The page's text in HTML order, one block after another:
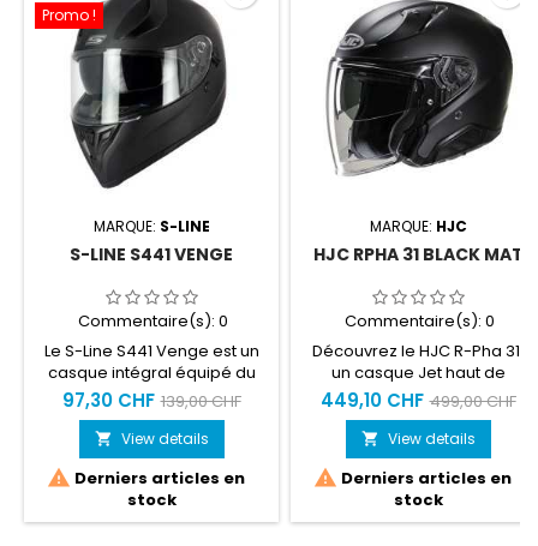
Promo !
MARQUE: S-LINE
S-LINE S441 VENGE
Commentaire(s): 0
Le S-Line S441 Venge est un
casque intégral équipé du
système solaire et du
pinlock(Écran anti-buée) de
série
97,30 CHF 139,00 CHF
 View details
 Derniers articles en
stock
MARQUE: HJC
HJC RPHA 31 BLACK MAT
Commentaire(s): 0
Découvrez le HJC R-Pha 31,
un casque Jet haut de
gamme en fibres de carbone
et fibres naturel. Il propose
de série le système pinlock,
une visière solaire et un
intégration parfaite du
système de communication
Smart HJC(Disponible en
449,10 CHF 499,00 CHF
 View details
 Derniers articles en
stock